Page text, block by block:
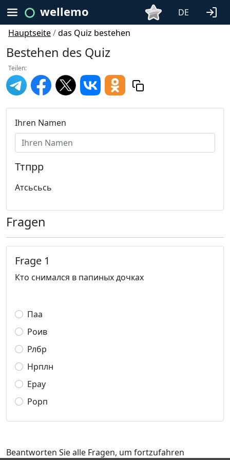
wellemo
DE
Hauptseite/das Quiz bestehen
Bestehen des Quiz
Teilen:
Ihren Namen
Ттпрр
Атсьсьсь
Fragen
Frage 1
Кто снимался в папиных дочках
Паа
Роив
Рлбр
Нрплн
Ерау
Рорп
Beantworten Sie alle Fragen, um fortzufahren